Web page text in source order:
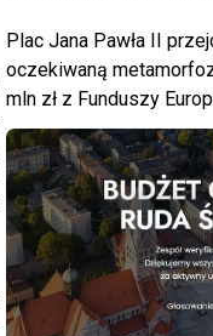
Plac Jana Pawła II
oczekiwaną
mln zł z Funduszy